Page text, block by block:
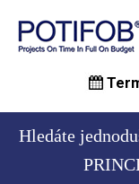
hlavnímu
obsahu
Hledáte